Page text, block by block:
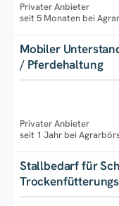
Privater Anbieter
seit 5 Monaten bei
Mobiler
/ Pferdehaltung
Privater Anbieter
seit 1 Jahr bei
Stallbedarf für